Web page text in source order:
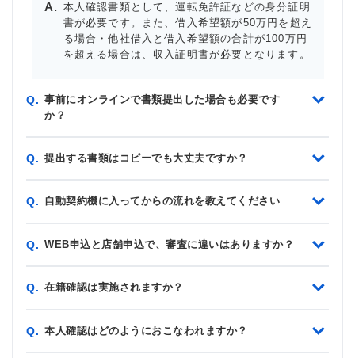
本人確認書類として、運転免許証などの身分証明
書が必要です。また、借入希望額が50万円を超え
る場合・他社借入と借入希望額の合計が100万円
を超える場合は、収入証明書が必要となります。
Q. 事前にオンラインで書類提出した場合も必要です
か？
Q. 提出する書類はコピーでも大丈夫ですか？
Q. 自動契約機に入ってからの流れを教えてください
Q. WEB申込と店舗申込で、審査に違いはありますか？
Q. 在籍確認は実施されますか？
Q. 本人確認はどのようにおこなわれますか？